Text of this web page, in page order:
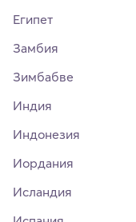
Египет
Замбия
Зимбабве
Индия
Индонезия
Иордания
Исландия